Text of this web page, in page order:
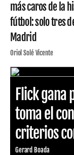
más caros de la
fútbol: solo tres
Madrid
Oriol Solé Vicente
Flick gana
toma el
criterios
Gerard Boada